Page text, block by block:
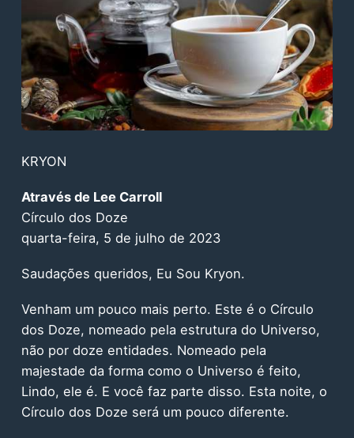
KRYON
Através de Lee Carroll
Círculo dos Doze
quarta-feira, 5 de julho de 2023
Saudações queridos, Eu Sou Kryon.
Venham um pouco mais perto. Este é o Círculo
dos Doze, nomeado pela estrutura do Universo,
não por doze entidades. Nomeado pela
majestade da forma como o Universo é feito,
Lindo, ele é. E você faz parte disso. Esta noite, o
Círculo dos Doze será um pouco diferente.